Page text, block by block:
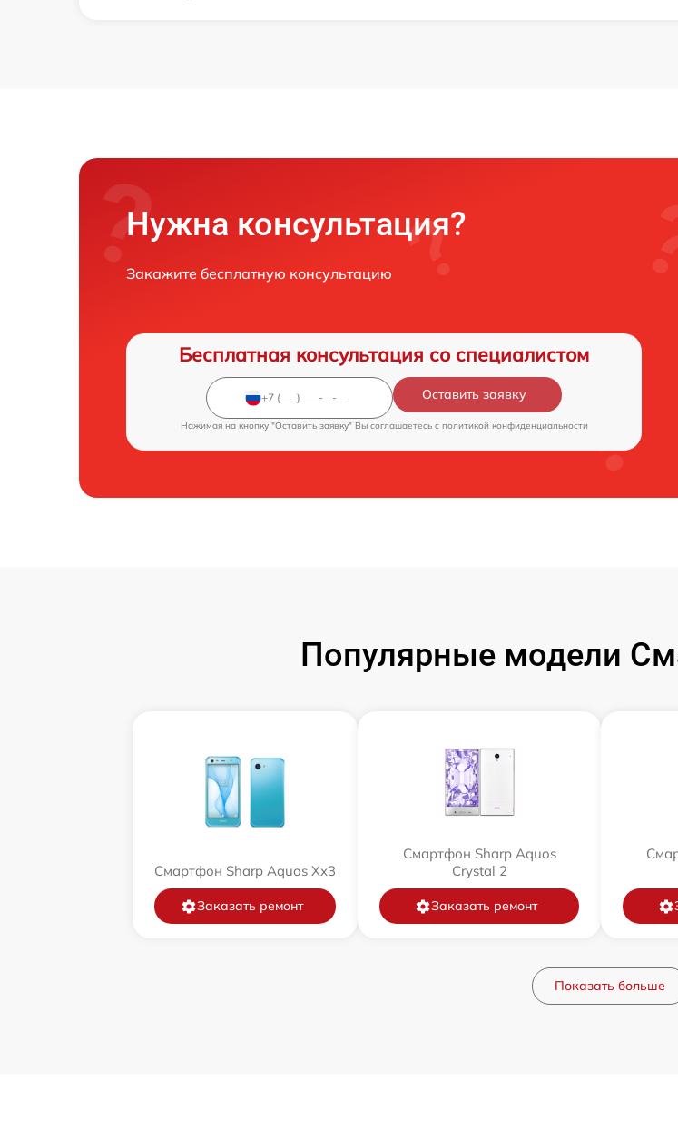
Нужна консультация?
Закажите бесплатную консультацию
Бесплатная консультация со специалистом
Оставить заявку
Нажимая на кнопку "Оставить заявку" Вы соглашаетесь c политикой конфиденциальности
Популярные модели
Смартфон Sharp Aquos Xx3
Заказать ремонт
Смартфон Sharp Aquos
Crystal 2
Заказать ремонт
Показать больше